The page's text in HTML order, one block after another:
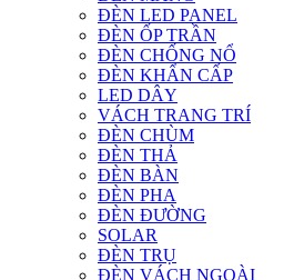
ĐÈN LED PANEL
ĐÈN ỐP TRẦN
ĐÈN CHỐNG NỔ
ĐÈN KHẨN CẤP
LED DÂY
VÁCH TRANG TRÍ
ĐÈN CHÙM
ĐÈN THẢ
ĐÈN BÀN
ĐÈN PHA
ĐÈN ĐƯỜNG
SOLAR
ĐÈN TRỤ
ĐÈN VÁCH NGOÀI